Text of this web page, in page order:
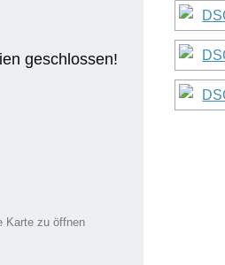
geschlossen!